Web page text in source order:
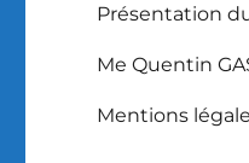
Présentation
Me Quentin
Mentions